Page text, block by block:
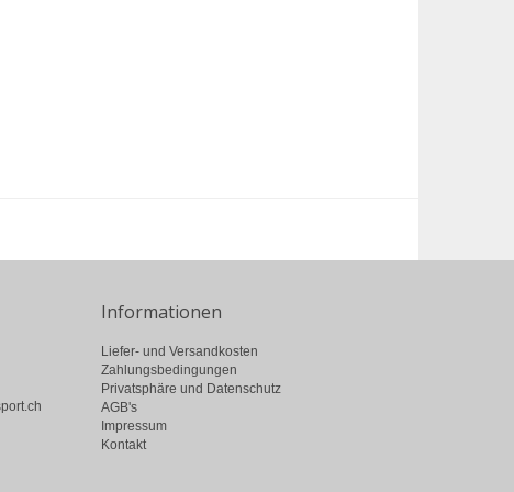
Informationen
Liefer- und Versandkosten
Zahlungsbedingungen
Privatsphäre und Datenschutz
AGB's
Impressum
Kontakt